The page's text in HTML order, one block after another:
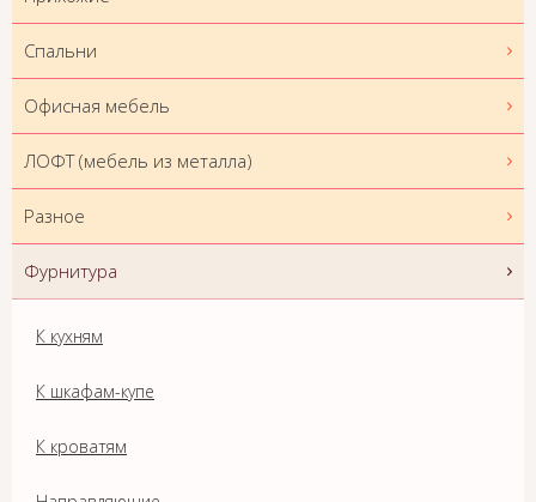
Спальни
Офисная мебель
ЛОФТ (мебель из металла)
Разное
Фурнитура
К кухням
К шкафам-купе
К кроватям